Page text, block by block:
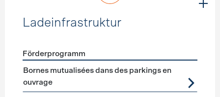
Ladeinfrastruktur
Förderprogramme Ladeinfrastruktur
Förderprogramm
Bornes mutualisées dans des parkings en
ouvrage